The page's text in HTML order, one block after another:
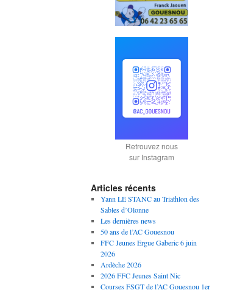
Retrouvez nous
sur Instagram
Articles récents
Yann LE STANC au Triathlon des
Sables d’Olonne
Les dernières news
50 ans de l’AC Gouesnou
FFC Jeunes Ergue Gaberic 6 juin
2026
Ardèche 2026
2026 FFC Jeunes Saint Nic
Courses FSGT de l’AC Gouesnou 1er